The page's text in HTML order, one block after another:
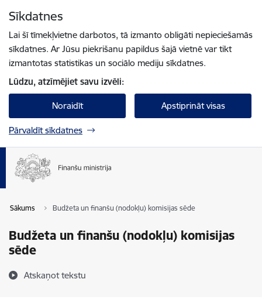
Sīkdatnes
Lai šī tīmekļvietne darbotos, tā izmanto obligāti nepieciešamās
sīkdatnes. Ar Jūsu piekrišanu papildus šajā vietnē var tikt
izmantotas statistikas un sociālo mediju sīkdatnes.
Lūdzu, atzīmējiet savu izvēli:
Noraidīt Apstiprināt visas
Pārvaldīt sīkdatnes
Sākums Budžeta un finanšu (nodokļu) komisijas sēde
Budžeta un finanšu (nodokļu) komisijas
sēde
Atskaņot tekstu